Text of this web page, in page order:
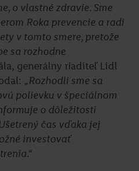
o vlastné zdravie. Sme
Roka prevencie a radi
v tomto smere, pretože
sa rozhodne
generálny riaditeľ Lidl
„Rozhodli sme sa
polievku v špeciálnom
o dôležitosti
čas vďaka jej
investovať